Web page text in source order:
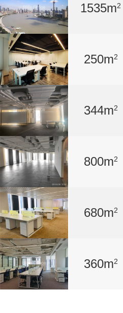
1535m2
250m2
344m2
800m2
680m2
360m2